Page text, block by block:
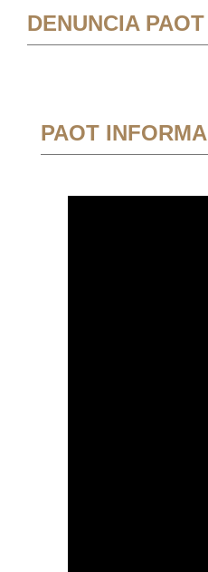
DENUNCIA PAOT
PAOT INFORMA